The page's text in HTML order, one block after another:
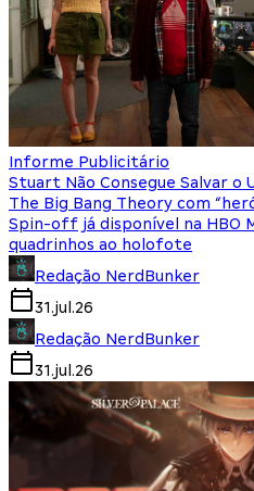
Informe Publicitário
Stuart Não Consegue Salvar o
The Big Bang Theory com
Spin-off já disponível na HBO
quadrinhos ao holofote
Redação NerdBunker
31.jul.26
Redação NerdBunker
31.jul.26